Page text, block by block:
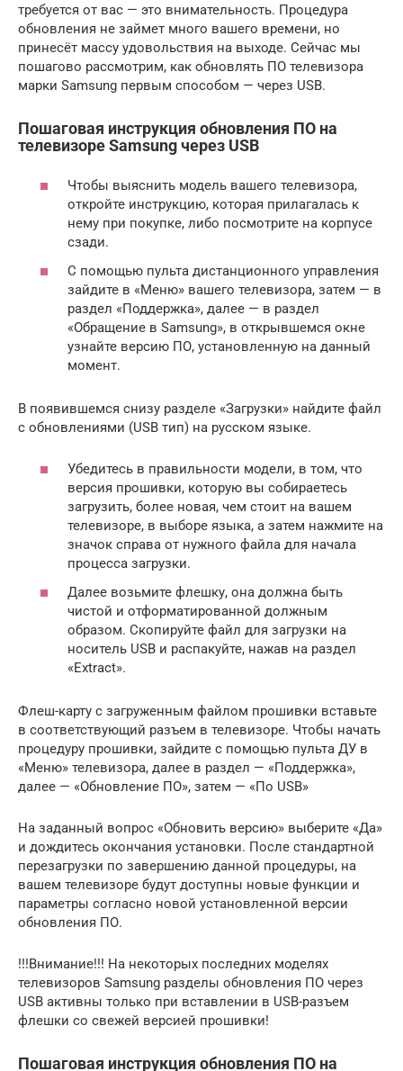
требуется от вас — это внимательность. Процедура
обновления не займет много вашего времени, но
принесёт массу удовольствия на выходе. Сейчас мы
пошагово рассмотрим, как обновлять ПО телевизора
марки Samsung первым способом — через USB.
Пошаговая инструкция обновления ПО на
телевизоре Samsung через USB
Чтобы выяснить модель вашего телевизора,
откройте инструкцию, которая прилагалась к
нему при покупке, либо посмотрите на корпусе
сзади.
С помощью пульта дистанционного управления
зайдите в «Меню» вашего телевизора, затем — в
раздел «Поддержка», далее — в раздел
«Обращение в Samsung», в открывшемся окне
узнайте версию ПО, установленную на данный
момент.
В появившемся снизу разделе «Загрузки» найдите файл
с обновлениями (USB тип) на русском языке.
Убедитесь в правильности модели, в том, что
версия прошивки, которую вы собираетесь
загрузить, более новая, чем стоит на вашем
телевизоре, в выборе языка, а затем нажмите на
значок справа от нужного файла для начала
процесса загрузки.
Далее возьмите флешку, она должна быть
чистой и отформатированной должным
образом. Скопируйте файл для загрузки на
носитель USB и распакуйте, нажав на раздел
«Extract».
Флеш-карту с загруженным файлом прошивки вставьте
в соответствующий разъем в телевизоре. Чтобы начать
процедуру прошивки, зайдите с помощью пульта ДУ в
«Меню» телевизора, далее в раздел — «Поддержка»,
далее — «Обновление ПО», затем — «По USB»
На заданный вопрос «Обновить версию» выберите «Да»
и дождитесь окончания установки. После стандартной
перезагрузки по завершению данной процедуры, на
вашем телевизоре будут доступны новые функции и
параметры согласно новой установленной версии
обновления ПО.
!!!Внимание!!! На некоторых последних моделях
телевизоров Samsung разделы обновления ПО через
USB активны только при вставлении в USB-разъем
флешки со свежей версией прошивки!
Пошаговая инструкция обновления ПО на